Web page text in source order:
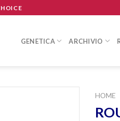
GENETICA ARCHIVIO
HOME